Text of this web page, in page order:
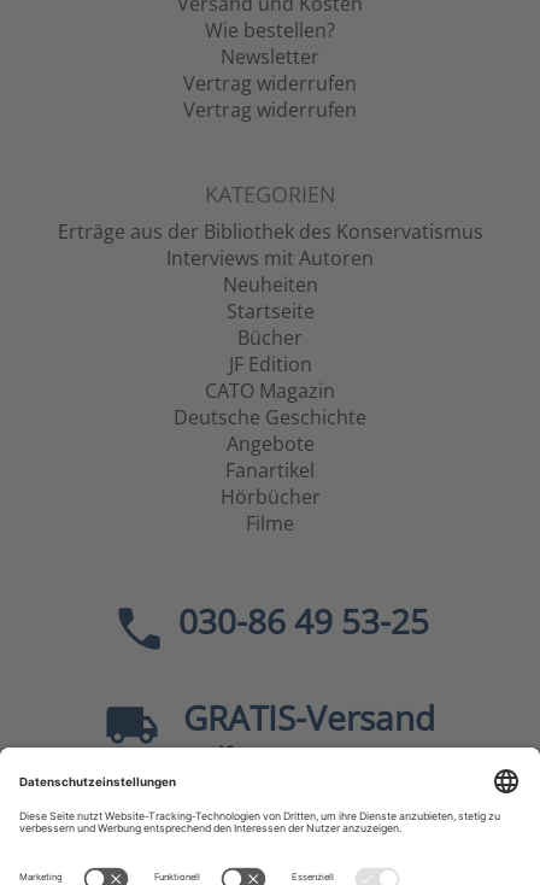
Wie bestellen?
Newsletter
Vertrag widerrufen
Vertrag widerrufen
KATEGORIEN
Erträge aus der Bibliothek des Konservatismus
Interviews mit Autoren
Neuheiten
Startseite
Bücher
JF Edition
CATO Magazin
Deutsche Geschichte
Angebote
Fanartikel
Hörbücher
Filme
030-86 49 53-25
GRATIS-Versand
40
Sicher dank SSL